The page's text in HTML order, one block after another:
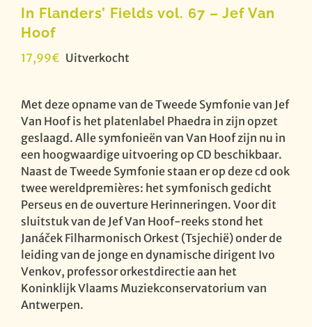
In Flanders’ Fields vol. 67 – Jef Van
Hoof
17,99€ Uitverkocht
Met deze opname van de Tweede Symfonie van Jef
Van Hoof is het platenlabel Phaedra in zijn opzet
geslaagd. Alle symfonieën van Van Hoof zijn nu in
een hoogwaardige uitvoering op CD beschikbaar.
Naast de Tweede Symfonie staan er op deze cd ook
twee wereldpremières: het symfonisch gedicht
Perseus en de ouverture Herinneringen. Voor dit
sluitstuk van de Jef Van Hoof-reeks stond het
Janáček Filharmonisch Orkest (Tsjechië) onder de
leiding van de jonge en dynamische dirigent Ivo
Venkov, professor orkestdirectie aan het
Koninklijk Vlaams Muziekconservatorium van
Antwerpen.